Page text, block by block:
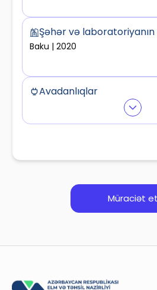
Şəhər və
Baku | 2020
Avadanlıqlar
Equipment3
Müraciət et